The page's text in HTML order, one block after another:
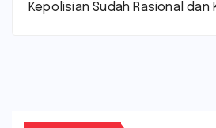
Kepolisian Sudah Rasional dan